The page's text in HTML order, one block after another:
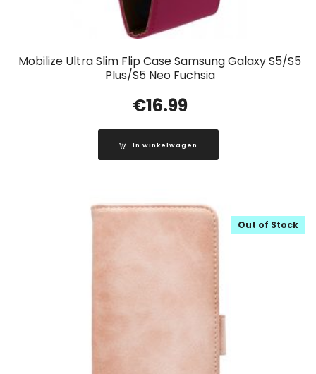
Mobilize Ultra Slim Flip Case Samsung Galaxy S5/S5
Plus/S5 Neo Fuchsia
€16.99
In winkelwagen
Out of Stock